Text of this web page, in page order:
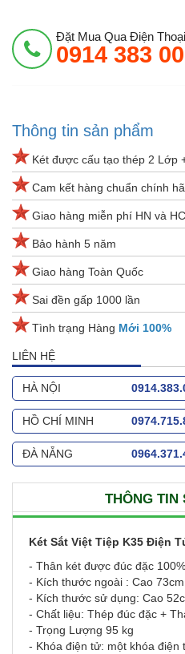
Đặt Mua Qua Điện
0914 383
Thông tin sản phẩm
Két được cấu tạo thép 2 Lớp
Cam kết hàng chuẩn chính
Giao hàng miễn phí HN và
Bảo hành 5 năm
Giao hàng Toàn Quốc
Sai đền gấp 1000 lần
Tình trạng Hàng Mới 100%
LIÊN HỆ
HÀ NỘI
HỒ CHÍ MINH
ĐÀ NẴNG
THÔNG TIN
Két Sắt Việt Tiệp K35 Điện
- Thân két được đúc đặc 100%
- Kích thước ngoài : Cao
- Kích thước sử dụng: Cao
- Chất liệu: Thép đúc đặc +
- Trọng Lượng 95 kg
- Khóa điện tử: một khóa